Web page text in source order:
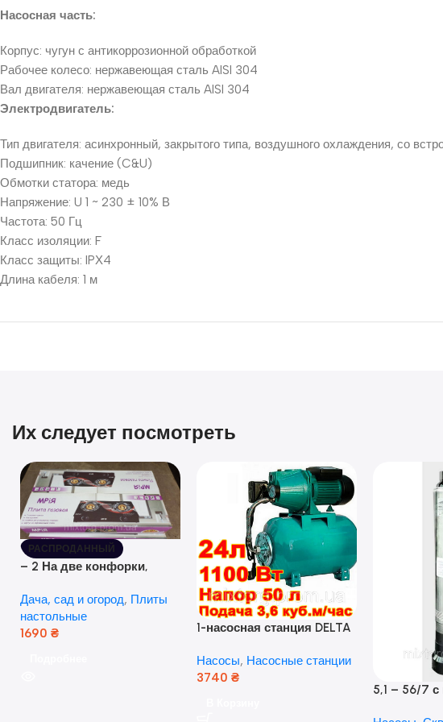
Насосная часть:
Корпус: чугун с антикоррозионной обработкой
Рабочее колесо: нержавеющая сталь AISI 304
Вал двигателя: нержавеющая сталь AISI 304
Электродвигатель:
Тип двигателя: асинхронный, закрытого типа, воздушного охлаждения, со
Подшипник: качение (C&U)
Обмотки статора: медь
Напряжение: U 1 ~ 230 ± 10% В
Частота: 50 Гц
Класс изоляции: F
Класс защиты: IPХ4
Длина кабеля: 1 м
Их следует посмотреть
РАСПРОДАННЫЙ
– 2 На две конфорки,
пьезо-разжиганием.
Дача, сад и огород, Плиты
настольные
1690 ₴
1-насосная станция DELTA
кВт) ( Польша)
Насосы, Насосные станции
3740 ₴
5,1 – 56/7